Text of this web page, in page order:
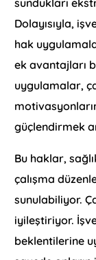
sundukları
Dolayısıyla,
hak
ek avantajları
uygulamalar,
güçlendirmek
Bu haklar,
çalışma
sunulabiliyor.
iyileştiriyor.
beklentilerine